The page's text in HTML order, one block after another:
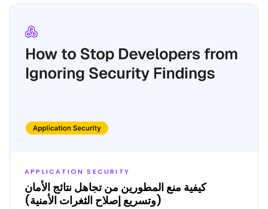
APPLICATION SECURITY
كيفية منع المطورين من تجاهل نتائج الأمان
(وتسريع إصلاح الثغرات الأمنية)